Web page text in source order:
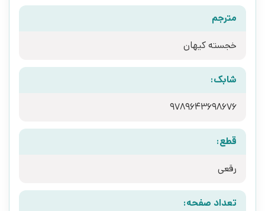
مترجم
خجسته کیهان
شابک:
9789643698676
قطع:
رقعی
تعداد صفحه: